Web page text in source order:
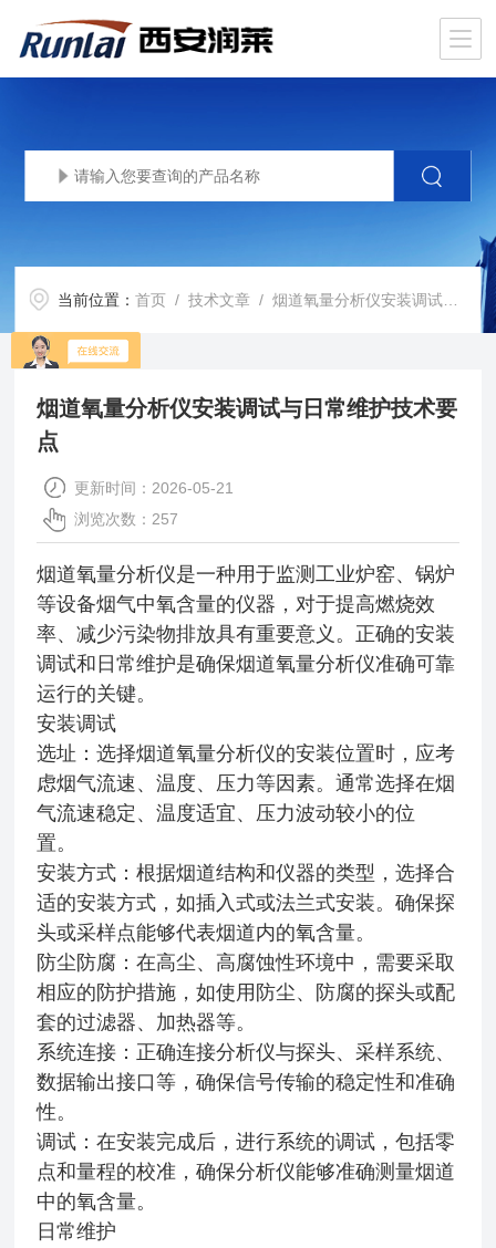
当前位置：首页 /技术文章 / 烟道氧量分析仪安装调试与日常维护技术要点
烟道氧量分析仪安装调试与日常维护技术要
点
更新时间：2026-05-21
浏览次数：257
烟道氧量分析仪是一种用于监测工业炉窑、锅炉
等设备烟气中氧含量的仪器，对于提高燃烧效
率、减少污染物排放具有重要意义。正确的安装
调试和日常维护是确保烟道氧量分析仪准确可靠
运行的关键。
安装调试
选址：选择烟道氧量分析仪的安装位置时，应考
虑烟气流速、温度、压力等因素。通常选择在烟
气流速稳定、温度适宜、压力波动较小的位
置。
安装方式：根据烟道结构和仪器的类型，选择合
适的安装方式，如插入式或法兰式安装。确保探
头或采样点能够代表烟道内的氧含量。
防尘防腐：在高尘、高腐蚀性环境中，需要采取
相应的防护措施，如使用防尘、防腐的探头或配
套的过滤器、加热器等。
系统连接：正确连接分析仪与探头、采样系统、
数据输出接口等，确保信号传输的稳定性和准确
性。
调试：在安装完成后，进行系统的调试，包括零
点和量程的校准，确保分析仪能够准确测量烟道
中的氧含量。
日常维护